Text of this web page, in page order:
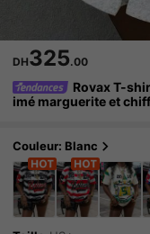
DH325.00
Rovax T-
imé marguerite et
Couleur: Blanc